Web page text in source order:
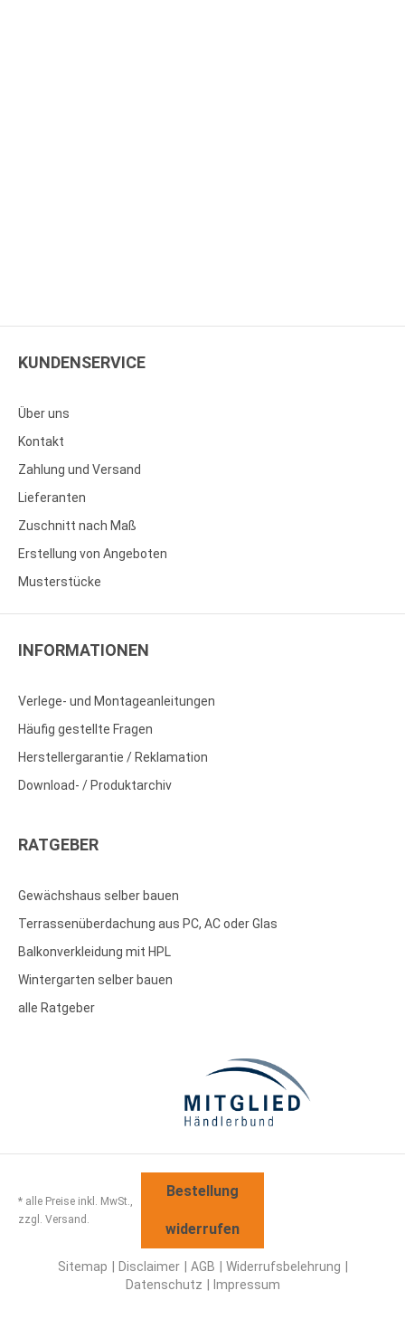
KUNDENSERVICE
Über uns
Kontakt
Zahlung und Versand
Lieferanten
Zuschnitt nach Maß
Erstellung von Angeboten
Musterstücke
INFORMATIONEN
Verlege- und Montageanleitungen
Häufig gestellte Fragen
Herstellergarantie / Reklamation
Download- / Produktarchiv
RATGEBER
Gewächshaus selber bauen
Terrassenüberdachung aus PC, AC oder Glas
Balkonverkleidung mit HPL
Wintergarten selber bauen
alle Ratgeber
* alle Preise inkl. MwSt.,
zzgl. Versand.
Bestellung
widerrufen
Sitemap Disclaimer AGB
Widerrufsbelehrung
Datenschutz
Impressum